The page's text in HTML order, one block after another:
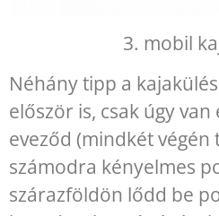
3. mobil
Néhány tipp a
először is, csak úgy
eveződ (mindkét végén
számodra kényelmes
szárazföldön lődd be